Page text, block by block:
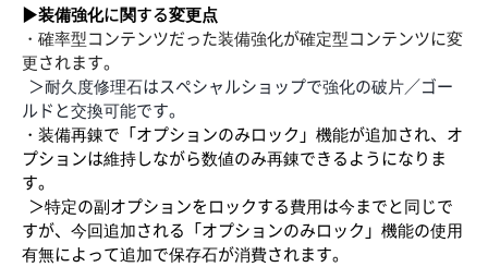
▶装備強化に関する変更点
・確率型コンテンツだった装備強化が確定型コンテンツに変
更されます。
＞耐久度修理石はスペシャルショップで強化の破片／ゴー
ルドと交換可能です。
・装備再錬で「オプションのみロック」機能が追加され、オ
プションは維持しながら数値のみ再錬できるようになりま
す。
＞特定の副オプションをロックする費用は今までと同じで
すが、今回追加される「オプションのみロック」機能の使用
有無によって追加で保存石が消費されます。